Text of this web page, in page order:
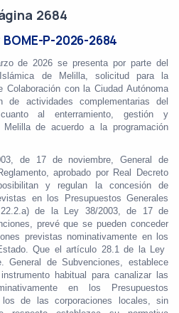
2684
P-2026-2684
de 2026 se presenta por parte del
de Melilla, solicitud para la
con la Ciudad Autónoma
actividades complementarias del
al enterramiento, gestión y
de acuerdo a la programación
de 17 de noviembre, General de
aprobado por Real Decreto
y regulan la concesión de
en los Presupuestos Generales
de la Ley 38/2003, de 17 de
prevé que se pueden conceder
previstas nominativamente en los
Que el artículo 28.1 de la Ley
General de Subvenciones, establece
habitual para canalizar las
en los Presupuestos
de las corporaciones locales, sin